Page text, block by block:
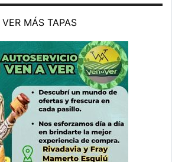
VER MÁS TAPAS